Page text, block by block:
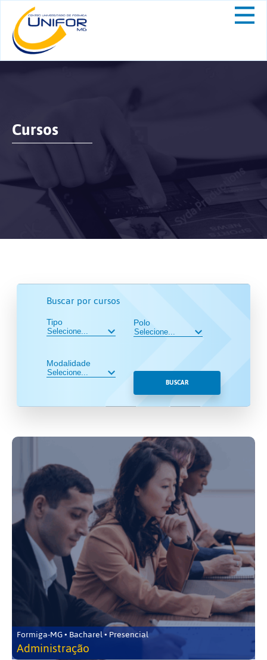
Cursos
Buscar por cursos
Tipo
Modalidade
Polo
BUSCAR
Formiga-MG • Bacharel • Presencial
Administração